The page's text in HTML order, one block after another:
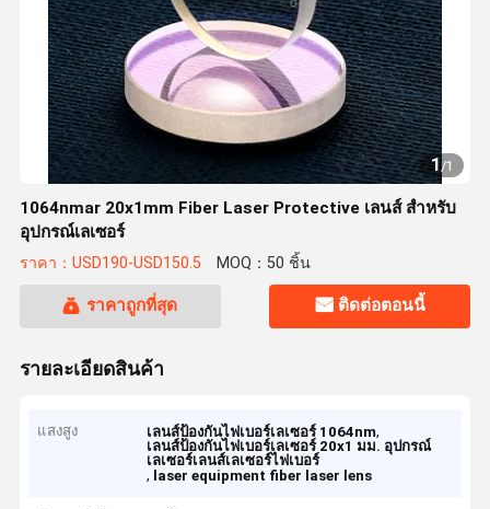
1/1
1064nmar 20x1mm Fiber Laser Protective เลนส์ สำหรับ
อุปกรณ์เลเซอร์
ราคา：USD190-USD150.5 MOQ：50 ชิ้น
ราคาถูกที่สุด ติดต่อตอนนี้
รายละเอียดสินค้า
แสงสูง เลนส์ป้องกันไฟเบอร์เลเซอร์ 1064nm,
เลนส์ป้องกันไฟเบอร์เลเซอร์ 20x1 มม. อุปกรณ์
เลเซอร์เลนส์เลเซอร์ไฟเบอร์
, laser equipment fiber laser lens